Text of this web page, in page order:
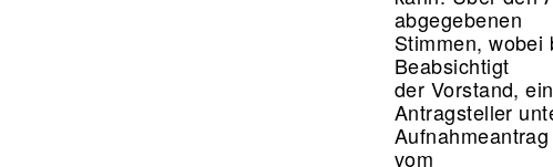
abgegebenen
Stimmen,
Beabsichtigt
der Vorstand,
Antragsteller
vom